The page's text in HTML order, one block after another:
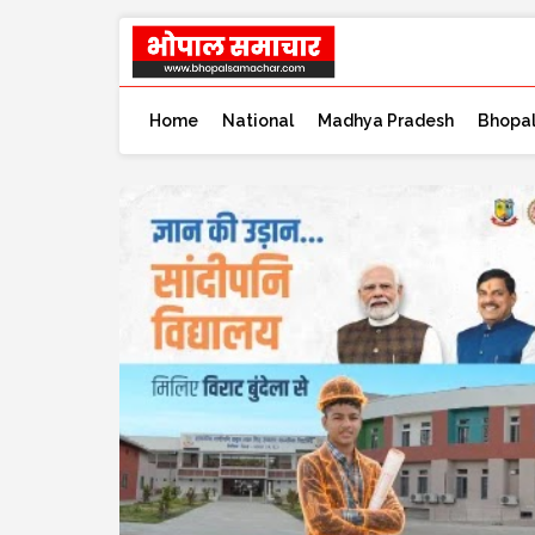
Home National Madhya Pradesh Bhopal